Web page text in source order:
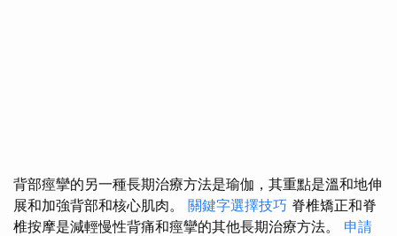
背部痙攣的另一種長期治療方法是瑜伽，其重點是溫和地伸
展和加強背部和核心肌肉。 關鍵字選擇技巧 脊椎矯正和脊
椎按摩是減輕慢性背痛和痙攣的其他長期治療方法。 申請